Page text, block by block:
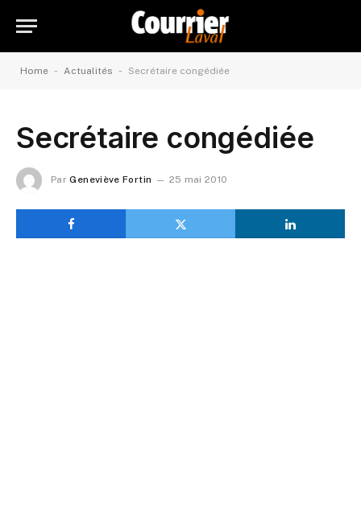
Home - Actualités - Secrétaire congédiée
Secrétaire congédiée
Par Geneviève Fortin 25 mai 2010